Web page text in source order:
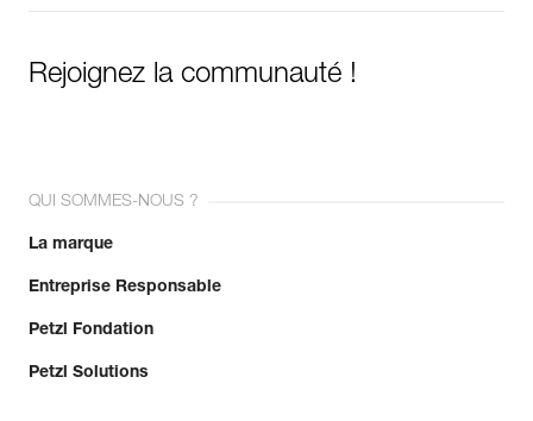
Rejoignez la communauté !
QUI SOMMES-NOUS ?
La marque
Entreprise Responsable
Petzl Fondation
Petzl Solutions